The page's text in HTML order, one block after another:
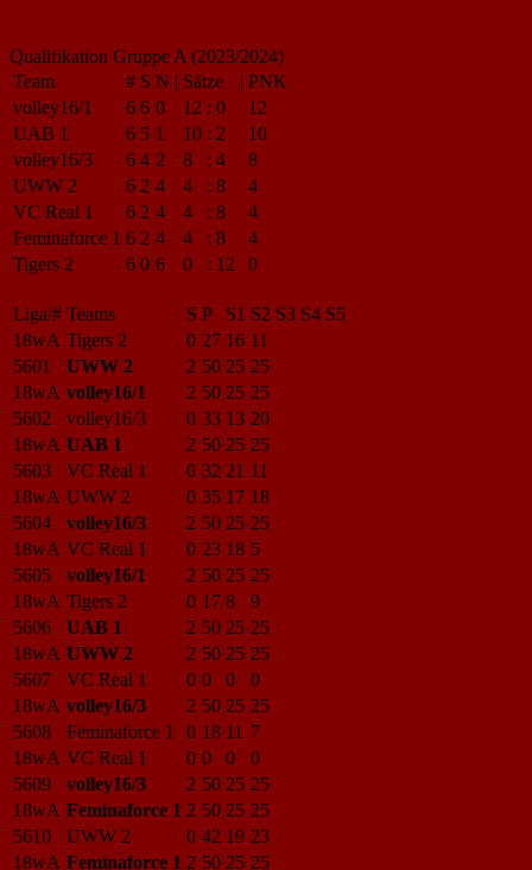
Qualifikation Gruppe A (2023/2024)
Team
# S N | Sätze | PNK
volley16/1
6 6 0 12 : 0
12
UAB 1
6 5 1 10 : 2
10
volley16/3
6 4 2 8 : 4
8
UWW 2
6 2 4 4 : 8
4
VC Real 1
6 2 4 4 : 8
4
Feminaforce 1 6 2 4 4 : 8
4
Tigers 2
6 0 6 0 : 12 0
Liga/# Teams S P S1 S2 S3 S4 S5
18wA Tigers 2 0 27 16 11
5601
UWW 2 2 50 25 25
18wA volley16/1 2 50 25 25
5602
volley16/3 0 33 13 20
18wA UAB 1 2 50 25 25
5603
VC Real 1 0 32 21 11
18wA UWW 2 0 35 17 18
5604
volley16/3 2 50 25 25
18wA VC Real 1 0 23 18 5
5605
volley16/1 2 50 25 25
18wA Tigers 2 0 17 8
9
5606
UAB 1 2 50 25 25
18wA UWW 2 2 50 25 25
5607
VC Real 1 0 0 0
0
18wA volley16/3 2 50 25 25
5608
Feminaforce 1 0 18 11 7
18wA VC Real 1 0 0 0
0
5609
volley16/3 2 50 25 25
18wA Feminaforce 1 2 50 25 25
5610
UWW 2 0 42 19 23
18wA Feminaforce 1 2 50 25 25